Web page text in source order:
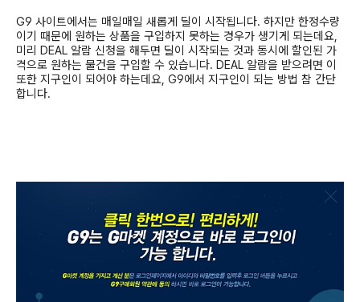
G9 사이트에서는 매일매일 새롭게 딜이 시작됩니다. 하지만 한정수량
이기 때문에 원하는 상품을 구입하지 못하는 경우가 생기게 되는데요,
미리 DEAL 알람 신청을 해두면 딜이 시작되는 것과 동시에 할인된 가
격으로 원하는 물건을 구입할 수 있습니다. DEAL 알람을 받으려면 이
또한 지구인이 되어야 하는데요, G9에서 지구인이 되는 방법 참 간단
합니다.